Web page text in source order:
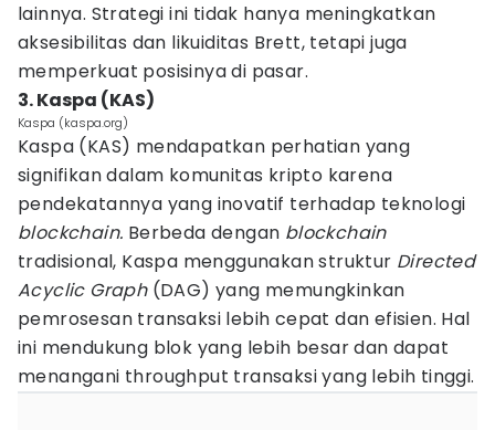
lainnya. Strategi ini tidak hanya meningkatkan
aksesibilitas dan likuiditas Brett, tetapi juga
memperkuat posisinya di pasar.
3. Kaspa (KAS)
Kaspa (kaspa.org)
Kaspa (KAS) mendapatkan perhatian yang
signifikan dalam komunitas kripto karena
pendekatannya yang inovatif terhadap teknologi
blockchain. Berbeda dengan blockchain
tradisional, Kaspa menggunakan struktur Directed
Acyclic Graph(DAG) yang memungkinkan
pemrosesan transaksi lebih cepat dan efisien. Hal
ini mendukung blok yang lebih besar dan dapat
menangani throughput transaksi yang lebih tinggi.